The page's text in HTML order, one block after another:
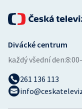
Divácké centrum
každý všední den:
261 136 113